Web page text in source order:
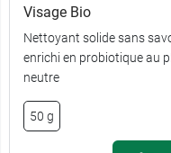
Visage Bio
Nettoyant solide sans
enrichi en probiotique au
neutre
50 g